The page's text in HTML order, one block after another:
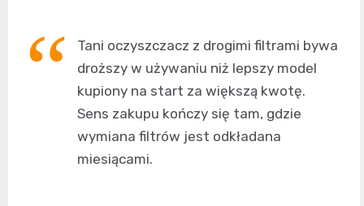
Tani oczyszczacz z drogimi filtrami bywa
droższy w używaniu niż lepszy model
kupiony na start za większą kwotę.
Sens zakupu kończy się tam, gdzie
wymiana filtrów jest odkładana
miesiącami.